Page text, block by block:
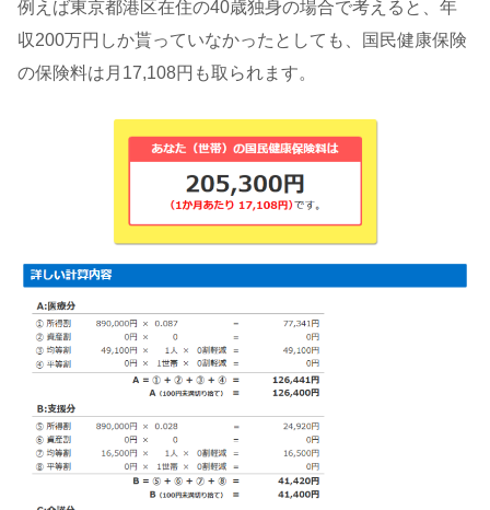
例えば東京都港区在住の40歳独身の場合で考えると、年
収200万円しか貰っていなかったとしても、国民健康保険
の保険料は月17,108円も取られます。